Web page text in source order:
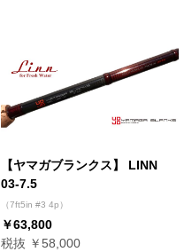
【ヤマガブランクス】 LINN
03-7.5
（7ft5in #3 4p）
￥63,800
税抜 ￥58,000